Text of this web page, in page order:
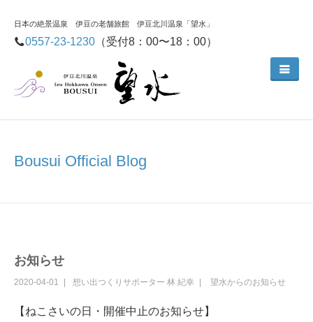
日本の絶景温泉 伊豆の老舗旅館 伊豆北川温泉「望水」
0557-23-1230 （受付8：00〜18：00）
Bousui Official Blog
お知らせ
2020-04-01 想い出つくりサポーター 林 紀幸 望水からのお知らせ
【ねこさいの日・開催中止のお知らせ】